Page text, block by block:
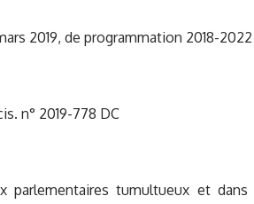
2019, de programmation 2018-
n° 2019-778 DC
parlementaires tumultueux et